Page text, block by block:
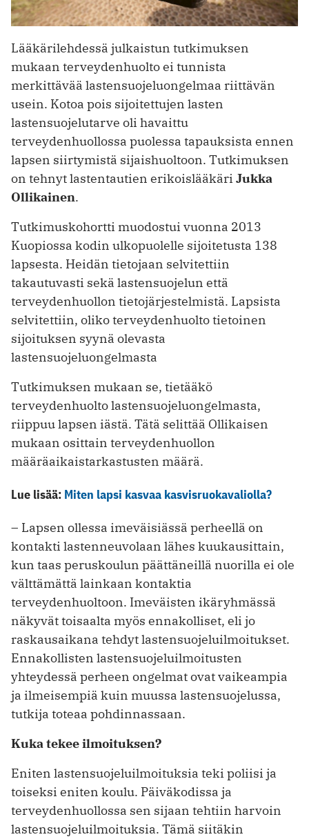
Lääkärilehdessä julkaistun tutkimuksen
mukaan terveydenhuolto ei tunnista
merkittävää lastensuojeluongelmaa riittävän
usein. Kotoa pois sijoitettujen lasten
lastensuojelutarve oli havaittu
terveydenhuollossa puolessa tapauksista ennen
lapsen siirtymistä sijaishuoltoon. Tutkimuksen
on tehnyt lastentautien erikoislääkäri Jukka
Ollikainen.
Tutkimuskohortti muodostui vuonna 2013
Kuopiossa kodin ulkopuolelle sijoitetusta 138
lapsesta. Heidän tietojaan selvitettiin
takautuvasti sekä lastensuojelun että
terveydenhuollon tietojärjestelmistä. Lapsista
selvitettiin, oliko terveydenhuolto tietoinen
sijoituksen syynä olevasta
lastensuojeluongelmasta
Tutkimuksen mukaan se, tietääkö
terveydenhuolto lastensuojeluongelmasta,
riippuu lapsen iästä. Tätä selittää Ollikaisen
mukaan osittain terveydenhuollon
määräaikaistarkastusten määrä.
Lue lisää: Miten lapsi kasvaa kasvisruokavaliolla?
– Lapsen ollessa imeväisiässä perheellä on
kontakti lastenneuvolaan lähes kuukausittain,
kun taas peruskoulun päättäneillä nuorilla ei ole
välttämättä lainkaan kontaktia
terveydenhuoltoon. Imeväisten ikäryhmässä
näkyvät toisaalta myös ennakolliset, eli jo
raskausaikana tehdyt lastensuojeluilmoitukset.
Ennakollisten lastensuojeluilmoitusten
yhteydessä perheen ongelmat ovat vaikeampia
ja ilmeisempiä kuin muussa lastensuojelussa,
tutkija toteaa pohdinnassaan.
Kuka tekee ilmoituksen?
Eniten lastensuojeluilmoituksia teki poliisi ja
toiseksi eniten koulu. Päiväkodissa ja
terveydenhuollossa sen sijaan tehtiin harvoin
lastensuojeluilmoituksia. Tämä siitäkin